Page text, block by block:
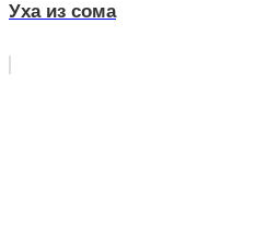
Уха из сома